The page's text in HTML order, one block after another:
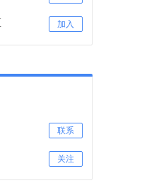
加入
联系
关注